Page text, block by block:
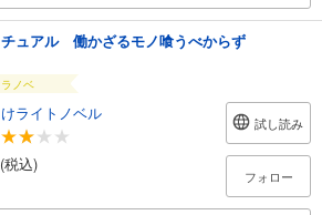
チュアル 働かざるモノ喰うべからず
ラノベ
ライトノベル
税込)
試し読み
フォロー